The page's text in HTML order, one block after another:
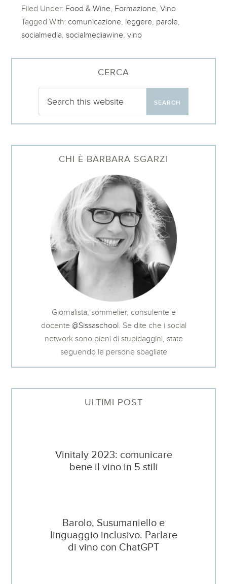
Filed Under: Food & Wine Formazione ,Vino
Tagged With: comunicazione leggere parole
socialmedia ,socialmediawine ,vino
CERCA
CHI È BARBARA SGARZI
Giornalista, sommelier, consulente e
docente @Sissaschool. Se dite che i social
network sono pieni di stupidaggini, state
seguendo le persone sbagliate
ULTIMI POST
Vinitaly 2023: comunicare
bene il vino in 5 stili
Barolo, Susumaniello e
linguaggio inclusivo. Parlare
di vino con ChatGPT